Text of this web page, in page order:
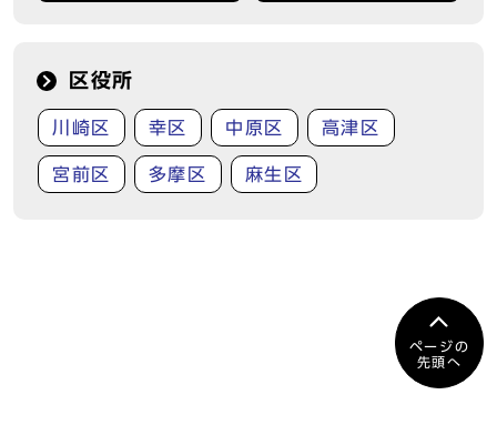
区役所
川崎区 幸区 中原区 高津区
宮前区 多摩区 麻生区
ページの
先頭へ